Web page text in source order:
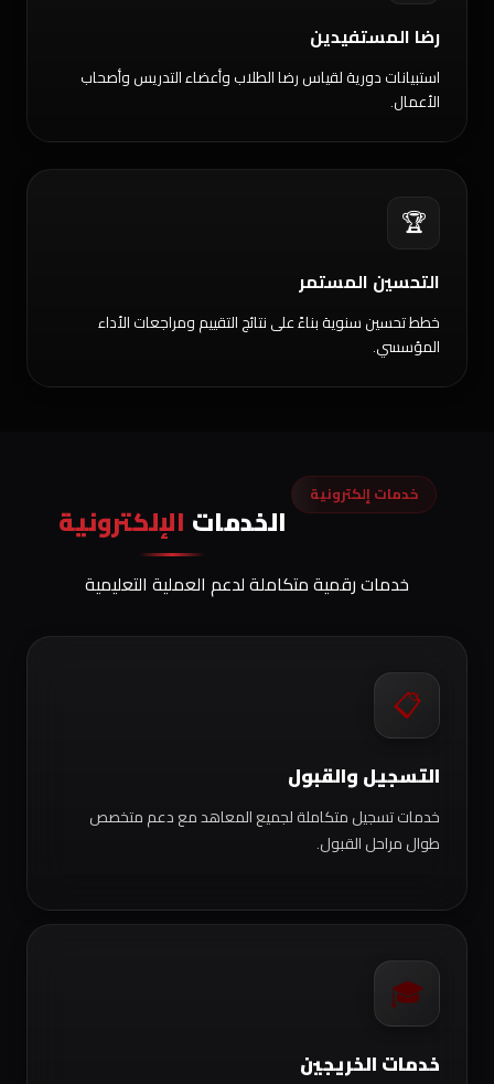
رضا المستفيدين
استبيانات دورية لقياس رضا الطلاب وأعضاء التدريس وأصحاب
الأعمال.
🏆
التحسين المستمر
خطط تحسين سنوية بناءً على نتائج التقييم ومراجعات الأداء
المؤسسي.
خدمات إلكترونية
الخدمات الإلكترونية
خدمات رقمية متكاملة لدعم العملية التعليمية
📋
التسجيل والقبول
خدمات تسجيل متكاملة لجميع المعاهد مع دعم متخصص
طوال مراحل القبول.
🎓
خدمات الخريجين